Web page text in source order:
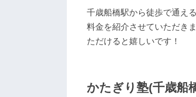
千歳船橋駅から徒歩で通え
料金を紹介させていただき
ただけると嬉しいです！
かたぎり塾(千歳船